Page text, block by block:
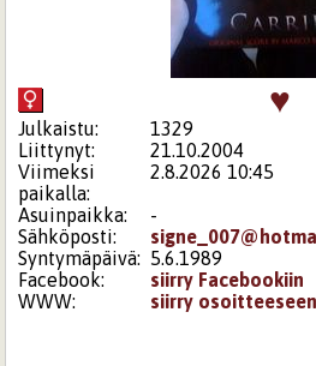
♥
Julkaistu:
1329
Liittynyt:
21.10.2004
Viimeksi
paikalla:
2.8.2026 10:45
Asuinpaikka:
-
Sähköposti:
Syntymäpäivä: 5.6.1989
Facebook:
siirry Facebookiin
WWW:
siirry osoitteeseen